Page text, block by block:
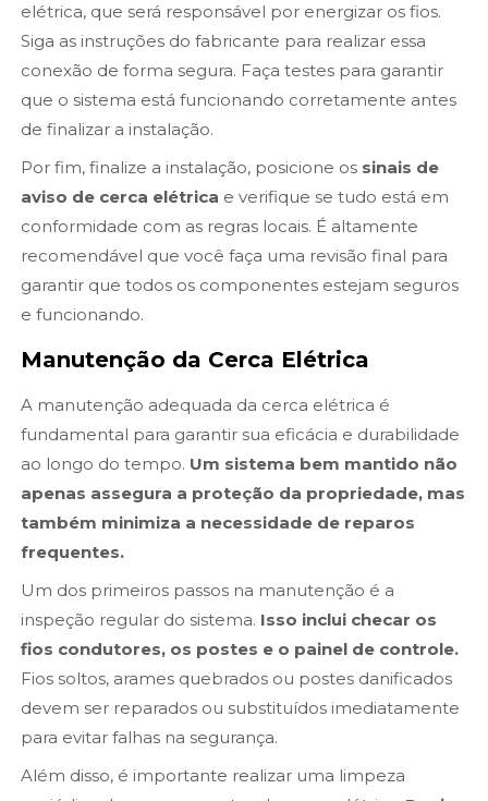
elétrica, que será responsável por energizar os fios.
Siga as instruções do fabricante para realizar essa
conexão de forma segura. Faça testes para garantir
que o sistema está funcionando corretamente antes
de finalizar a instalação.
Por fim, finalize a instalação, posicione os sinais de
aviso de cerca elétrica e verifique se tudo está em
conformidade com as regras locais. É altamente
recomendável que você faça uma revisão final para
garantir que todos os componentes estejam seguros
e funcionando.
Manutenção da Cerca Elétrica
A manutenção adequada da cerca elétrica é
fundamental para garantir sua eficácia e durabilidade
ao longo do tempo. Um sistema bem mantido não
apenas assegura a proteção da propriedade, mas
também minimiza a necessidade de reparos
frequentes.
Um dos primeiros passos na manutenção é a
inspeção regular do sistema. Isso inclui checar os
fios condutores, os postes e o painel de controle.
Fios soltos, arames quebrados ou postes danificados
devem ser reparados ou substituídos imediatamente
para evitar falhas na segurança.
Além disso, é importante realizar uma limpeza